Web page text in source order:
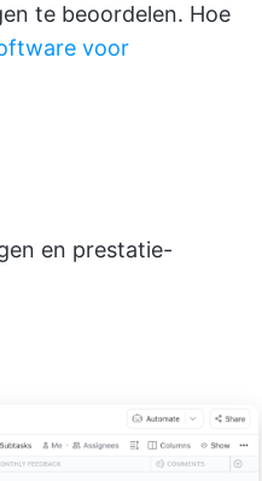
te beoordelen. Hoe
voor
en prestatie-